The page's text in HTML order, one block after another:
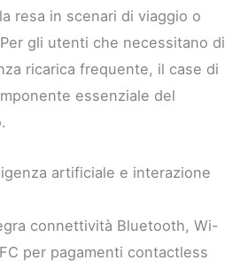
resa in scenari di viaggio o
gli utenti che necessitano di
ricarica frequente, il case di
essenziale del
artificiale e interazione
connettività Bluetooth, Wi-
per pagamenti contactless